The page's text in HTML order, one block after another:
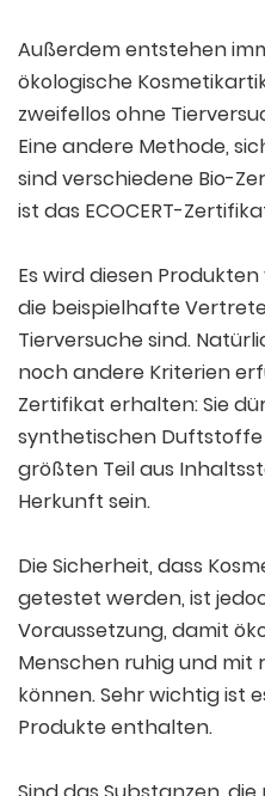
Außerdem entstehen
ökologische
zweifellos ohne
Eine andere Methode,
sind verschiedene Bio-
ist das ECOCERT-
Es wird diesen Produkten
die beispielhafte
Tierversuche sind.
noch andere Kriterien
Zertifikat erhalten: Sie
synthetischen
größten Teil aus
Herkunft sein.
Die Sicherheit, dass
getestet werden, ist
Voraussetzung, damit
Menschen ruhig und mit
können. Sehr wichtig ist
Produkte enthalten.